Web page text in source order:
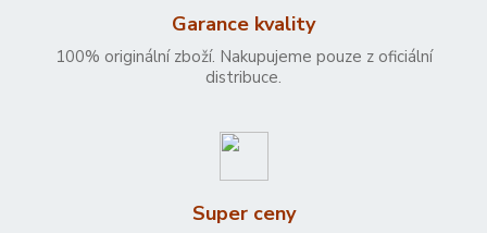
Garance kvality
100% originální zboží. Nakupujeme pouze z oficiální
distribuce.
Super ceny